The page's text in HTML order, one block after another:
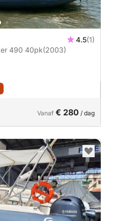
4.5(1)
Boot zonder vaarbewijs Master 490 40pk(2003)
Vanaf € 280 / dag